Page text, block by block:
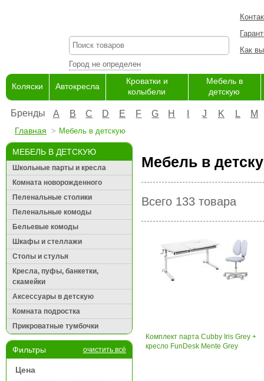
Город не определен
Как
Коляски Автокресла
Кроватки и
колыбели
Мебель в
детскую
Бренды A B C D E F G H J K L M
Главная Мебель в детскую
МЕБЕЛЬ В ДЕТСКУЮ
Школьные парты и кресла
Комната новорожденного
Пеленальные столики
Пеленальные комоды
Бельевые комоды
Шкафы и стеллажи
Столы и стулья
Кресла, пуфы, банкетки,
скамейки
Аксессуары в детскую
Комната подростка
Прикроватные тумбочки
Фильтры очистить всё
Цена
Мебель в
Всего 133 товара
Комплект парта Cubby Iris Grey +
кресло FunDesk Mente Grey